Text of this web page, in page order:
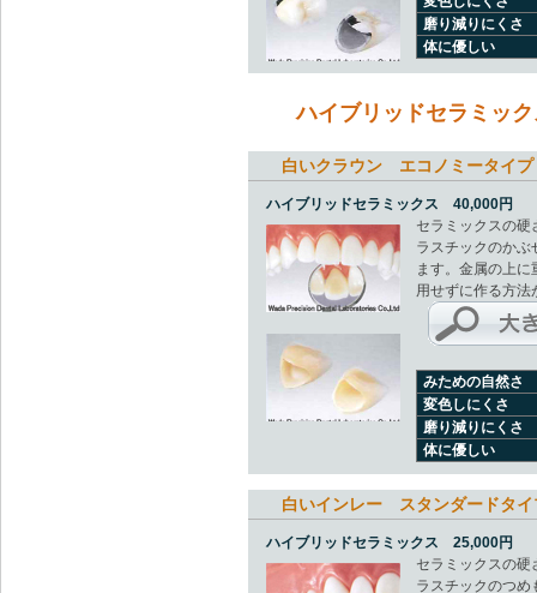
磨り減りにくさ
体に優しい
ハイブリッドセラミッ
白いクラウン エコノミータイ
ハイブリッドセラミックス 40,000円
セラミックスの硬
ラスチックのかぶ
ます。金属の上
用せずに作る方法
みための自然さ
変色しにくさ
磨り減りにくさ
体に優しい
白いインレー スタンダードタ
ハイブリッドセラミックス 25,000円
セラミックスの硬
ラスチックのつめ